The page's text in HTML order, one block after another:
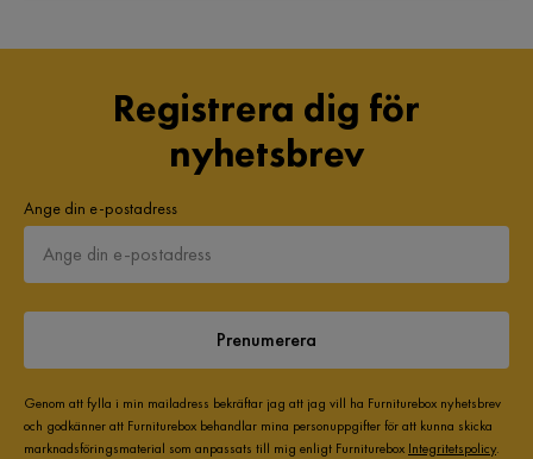
Registrera dig för
nyhetsbrev
Ange din e-postadress
Prenumerera
Genom att fylla i min mailadress bekräftar jag att jag vill ha Furniturebox nyhetsbrev
och godkänner att Furniturebox behandlar mina personuppgifter för att kunna skicka
marknadsföringsmaterial som anpassats till mig enligt Furniturebox Integritetspolicy.